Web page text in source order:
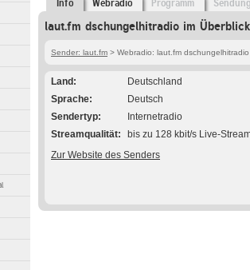
Info Webradio Programm
laut.fm dschungelhitradio im Überblick
Sender: laut.fm > Webradio: laut.fm dschungelhitradio
Land
Deutschland
Sprache
Deutsch
Sendertyp
Internetradio
Streamqualität
bis zu 128 kbit/s Live-
Zur Website des Senders